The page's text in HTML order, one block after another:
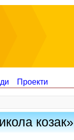
Проекти
козак»